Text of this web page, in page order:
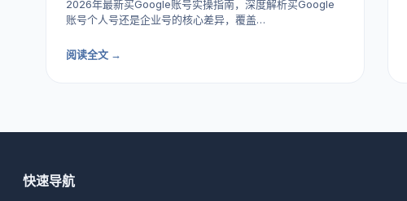
2026年最新买Google账号实操指南，深度解析买Google
账号个人号还是企业号的核心差异，覆盖…
阅读全文 →
快速导航